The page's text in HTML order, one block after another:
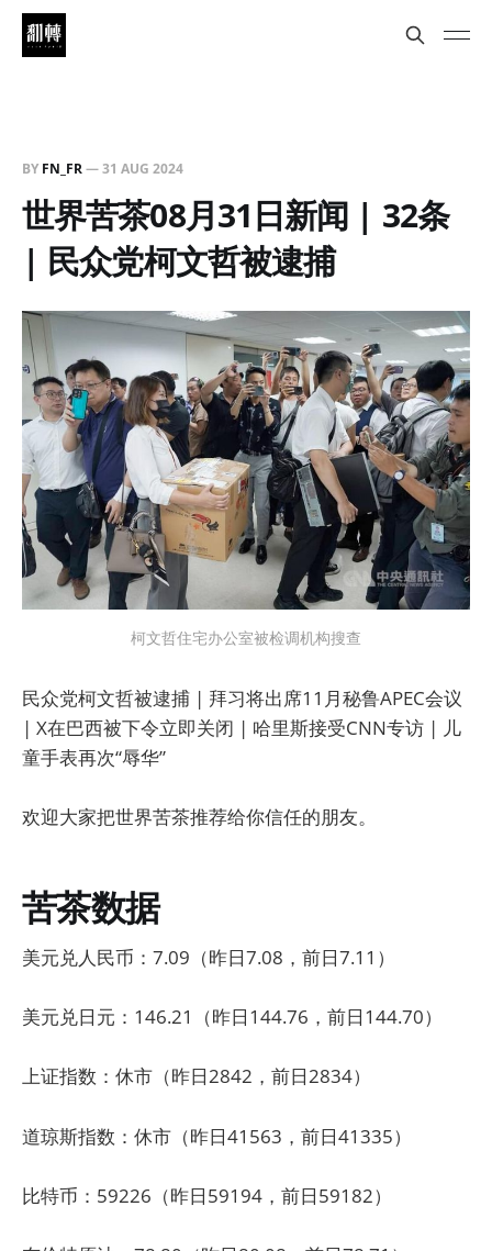
BY FN_FR—31 AUG 2024
世界苦茶08月31日新闻 | 32条
| 民众党柯文哲被逮捕
柯文哲住宅办公室被检调机构搜查
民众党柯文哲被逮捕 | 拜习将出席11月秘鲁APEC会议
| X在巴西被下令立即关闭 | 哈里斯接受CNN专访 | 儿
童手表再次“辱华”
欢迎大家把世界苦茶推荐给你信任的朋友。
苦茶数据
美元兑人民币：7.09（昨日7.08，前日7.11）
美元兑日元：146.21（昨日144.76，前日144.70）
上证指数：休市（昨日2842，前日2834）
道琼斯指数：休市（昨日41563，前日41335）
比特币：59226（昨日59194，前日59182）